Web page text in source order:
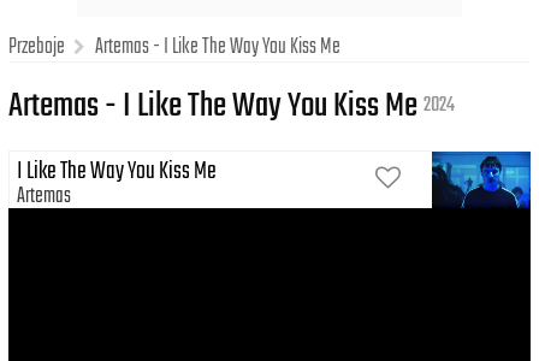
Przeboje Artemas - I Like The Way You Kiss Me
Artemas - I Like The Way You Kiss Me2024
I Like The Way You Kiss Me
Artemas